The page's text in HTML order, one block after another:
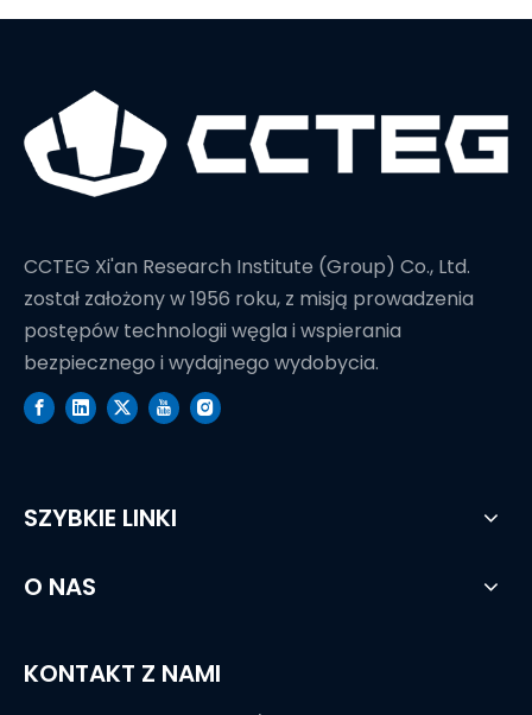
CCTEG Xi'an Research Institute (Group) Co., Ltd.
został założony w 1956 roku, z misją prowadzenia
postępów technologii węgla i wspierania
bezpiecznego i wydajnego wydobycia.
SZYBKIE LINKI
O NAS
KONTAKT Z NAMI